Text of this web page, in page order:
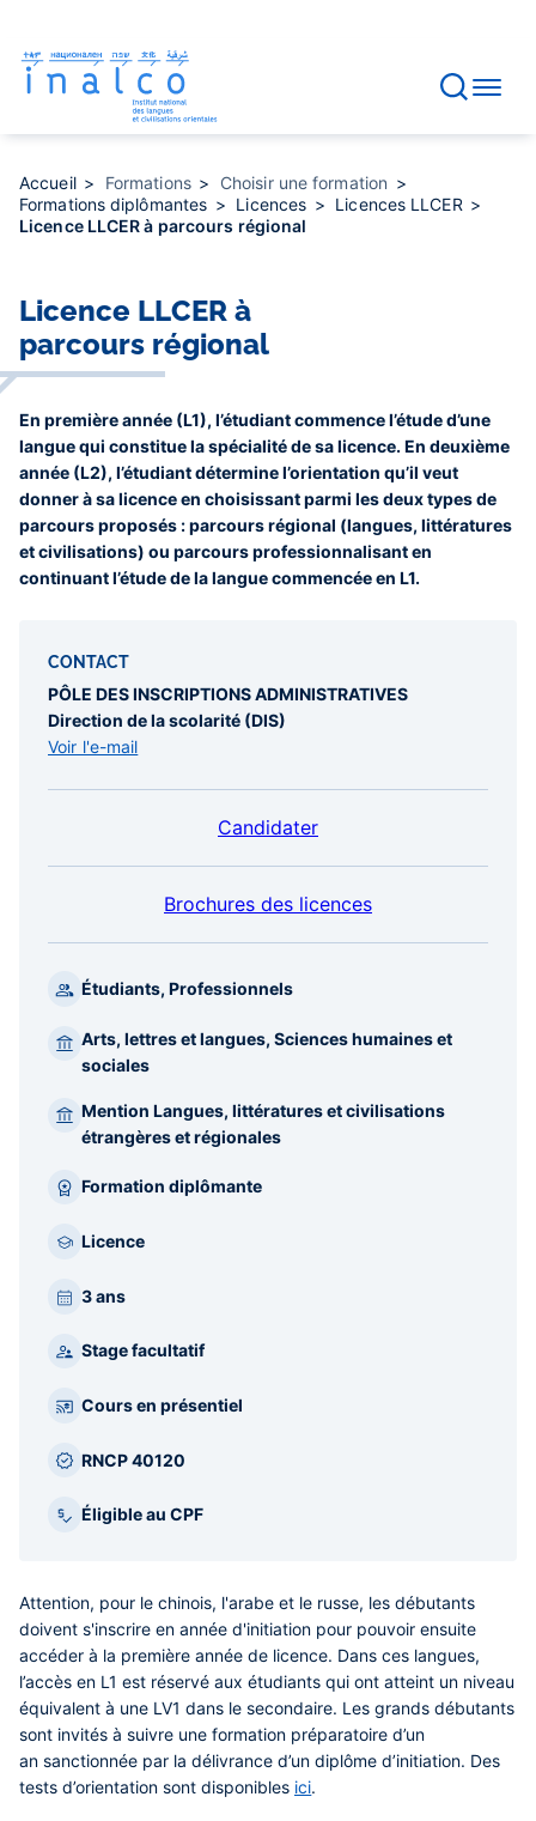
contenu
principal
Accueil Formations
Choisir une formation
Formations diplômantes
Licences
Licences LLCER
Licence LLCER à parcours régional
Licence LLCER à
parcours régional
En première année (L1), l’étudiant commence l’étude d’une
langue qui constitue la spécialité de sa licence. En deuxième
année (L2), l’étudiant détermine l’orientation qu’il veut
donner à sa licence en choisissant parmi les deux types de
parcours proposés : parcours régional (langues, littératures
et civilisations) ou parcours professionnalisant en
continuant l’étude de la langue commencée en L1.
CONTACT
PÔLE DES INSCRIPTIONS ADMINISTRATIVES
Direction de la scolarité (DIS)
Voir l'e-mail
Candidater
Brochures des licences
Étudiants, Professionnels
Arts, lettres et langues, Sciences humaines et
sociales
Mention Langues, littératures et civilisations
étrangères et régionales
Formation diplômante
Licence
3 ans
Stage facultatif
Cours en présentiel
RNCP 40120
Éligible au CPF
Attention, pour le chinois, l'arabe et le russe, les débutants
doivent s'inscrire en année d'initiation pour pouvoir ensuite
accéder à la première année de licence. Dans ces langues,
l’accès en L1 est réservé aux étudiants qui ont atteint un niveau
équivalent à une LV1 dans le secondaire. Les grands débutants
sont invités à suivre une formation préparatoire d’un
an sanctionnée par la délivrance d’un diplôme d’initiation. Des
tests d’orientation sont disponibles ici.